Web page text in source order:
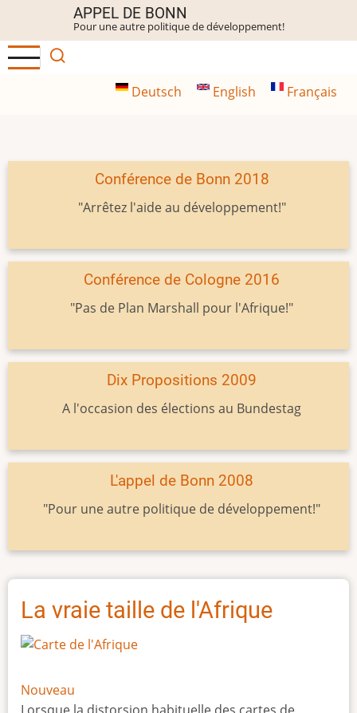
contenu
principal
APPEL DE BONN
Pour une autre politique de développement!
Deutsch English Français
Conférence de Bonn 2018
"Arrêtez l'aide au développement!"
Conférence de Cologne 2016
"Pas de Plan Marshall pour l'Afrique!"
Dix Propositions 2009
A l'occasion des élections au Bundestag
L'appel de Bonn 2008
"Pour une autre politique de développement!"
La vraie taille de l'Afrique
Nouveau